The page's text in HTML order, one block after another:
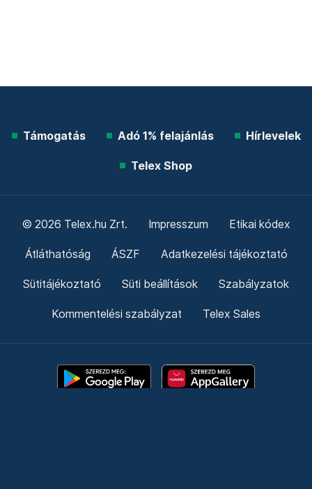
Támogatás Adó 1% felajánlás Hírlevelek
Telex Shop
© 2026 Telex.hu Zrt. Impresszum Etikai kódex
Átláthatóság ÁSZF Adatkezelési tájékoztató
Sütitájékoztató Süti beállítások Szabályzatok
Kommentelési szabályzat Telex Sales